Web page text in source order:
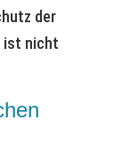
der
ist nicht